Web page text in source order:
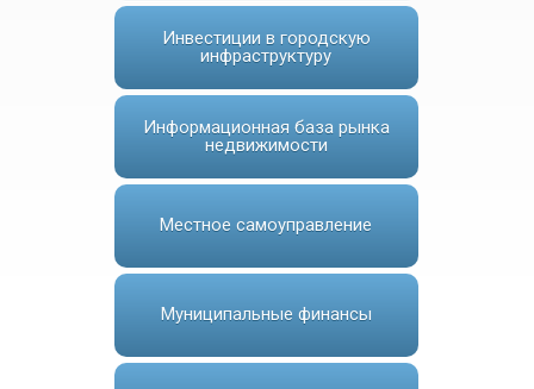
Инвестиции в городскую
инфраструктуру
Информационная база рынка
недвижимости
Местное самоуправление
Муниципальные финансы